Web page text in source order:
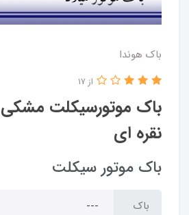
باک هوندا
باک موتورسیکلت مشکی
نقره ای
از 17
باک موتور سیکلت
باک